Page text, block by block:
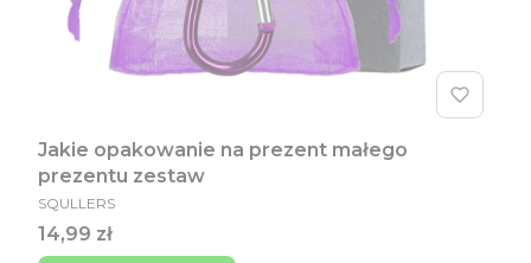
Jakie opakowanie na prezent małego
prezentu zestaw
PRODUCENT
SQULLERS
Cena
14,99 zł